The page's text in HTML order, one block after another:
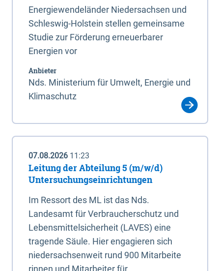
Energiewendeländer Niedersachsen und
Schleswig-Holstein stellen gemeinsame
Studie zur Förderung erneuerbarer
Energien vor
Anbieter
Nds. Ministerium für Umwelt, Energie und
Klimaschutz
07.08.2026 11:23
Leitung der Abteilung 5 (m/w/d)
Untersuchungseinrichtungen
Im Ressort des ML ist das Nds.
Landesamt für Verbraucherschutz und
Lebensmittelsicherheit (LAVES) eine
tragende Säule. Hier engagieren sich
niedersachsenweit rund 900 Mitarbeite